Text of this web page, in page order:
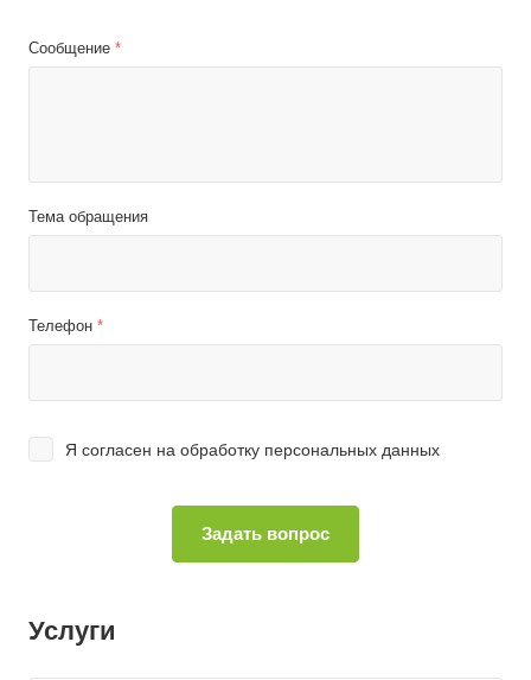
Сообщение *
Тема обращения
Телефон *
Я согласен на обработку персональных данных
Услуги